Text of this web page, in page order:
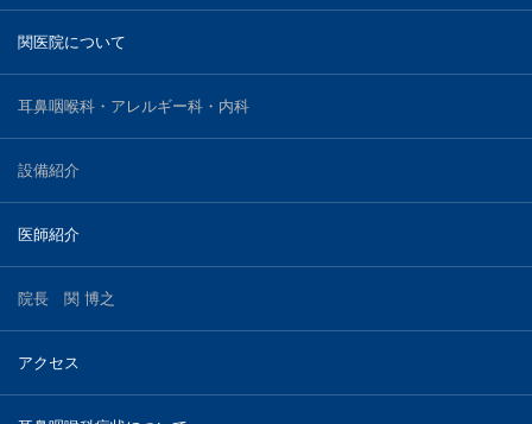
関医院について
耳鼻咽喉科・アレルギー科・内科
設備紹介
医師紹介
院長 関 博之
アクセス